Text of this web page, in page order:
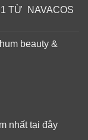
TỪ NAVACOS
beauty &
nhất tại đây